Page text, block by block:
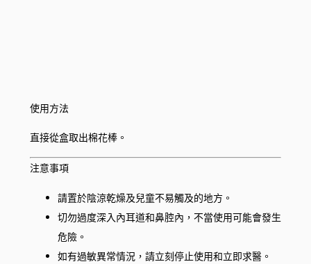
使用方法
直接從盒取出棉花棒。
注意事項
請置於陰涼乾燥及兒童不易觸及的地方。
切勿過度深入內耳道和鼻腔內，不當使用可能會發生
危險。
如有過敏異常情況，請立刻停止使用和立即求醫。